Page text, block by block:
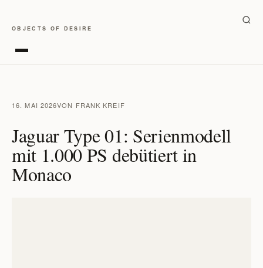
OBJECTS OF DESIRE
16. MAI 2026VON FRANK KREIF
Jaguar Type 01: Serienmodell
mit 1.000 PS debütiert in
Monaco